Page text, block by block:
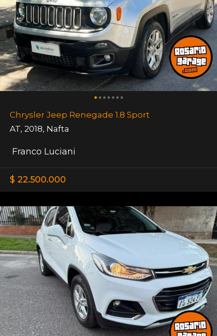
Chrysler Jeep Renegade 1.8 Sport
AT, 2018, Nafta
Franco Luciani
$ 22.500.000